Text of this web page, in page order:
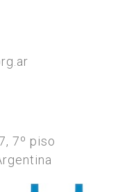
7º piso